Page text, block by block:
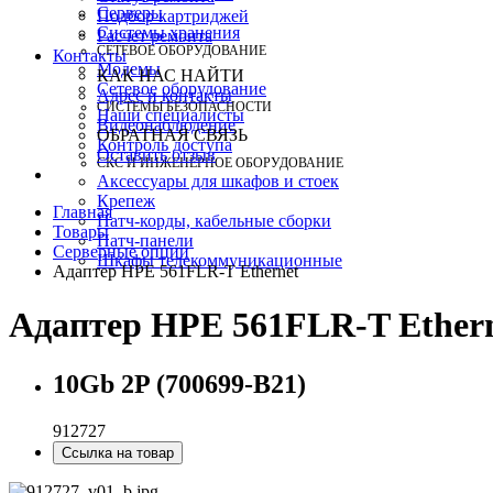
Серверы
Системы хранения
СЕТЕВОЕ ОБОРУДОВАНИЕ
Модемы
Сетевое оборудование
СИСТЕМЫ БЕЗОПАСНОСТИ
Видеонаблюдение
Контроль доступа
СКС И ИНЖЕНЕРНОЕ ОБОРУДОВАНИЕ
Аксессуары для шкафов и стоек
Крепеж
Патч-корды, кабельные сборки
Патч-панели
Шкафы телекоммуникационные
Подбор картриджей
Расчет ремонта
Контакты
КАК НАС НАЙТИ
Адрес и контакты
Наши специалисты
ОБРАТНАЯ СВЯЗЬ
Оставить отзыв
Главная
Товары
Серверные опции
Адаптер HPE 561FLR-T Ethernet
Адаптер HPE 561FLR-T
10Gb 2P (700699-B21)
912727
Ссылка на товар